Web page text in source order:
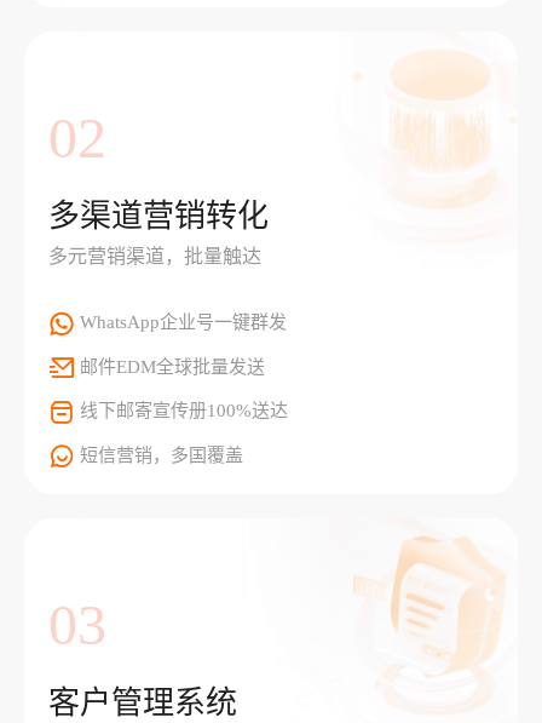
02
多渠道营销转化
多元营销渠道，批量触达
WhatsApp企业号一键群发
邮件EDM全球批量发送
线下邮寄宣传册100%送达
短信营销，多国覆盖
03
客户管理系统